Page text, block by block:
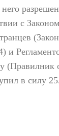
с
и
(Правилник
в силу